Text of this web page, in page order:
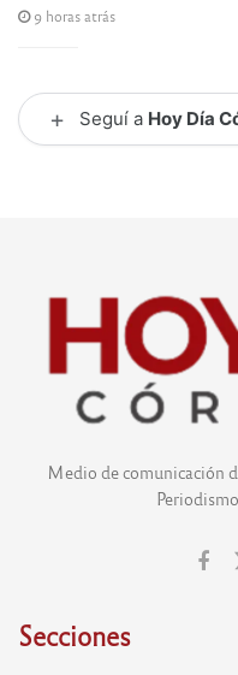
9 horas atrás
+ Seguí a Hoy Día
Medio de comunicación
Secciones